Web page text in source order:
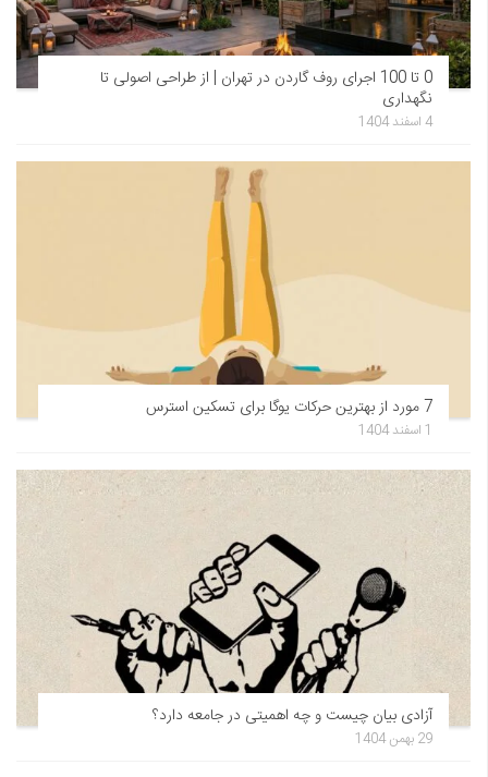
0 تا 100 اجرای روف گاردن در تهران | از طراحی اصولی تا
نگهداری
4 اسفند 1404
7 مورد از بهترین حرکات یوگا برای تسکین استرس
1 اسفند 1404
آزادی بیان چیست و چه اهمیتی در جامعه دارد؟
29 بهمن 1404